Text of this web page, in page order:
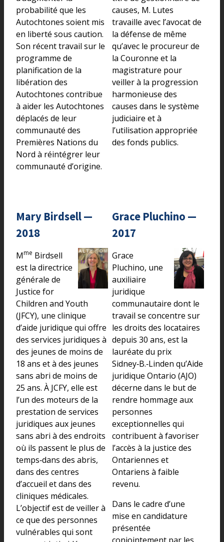
probabilité que les
Autochtones soient mis
en liberté sous caution.
Son récent travail sur le
programme de
planification de la
libération des
Autochtones contribue
à aider les Autochtones
déplacés de leur
communauté des
Premières Nations du
Nord à réintégrer leur
communauté d’origine.
causes, M. Lutes
travaille avec l’avocat de
la défense de même
qu’avec le procureur de
la Couronne et la
magistrature pour
veiller à la progression
harmonieuse des
causes dans le système
judiciaire et à
l’utilisation appropriée
des fonds publics.
Mary Birdsell —
2018
Mme Birdsell
est la directrice
générale de
Justice for
Children and Youth
(JFCY), une clinique
d’aide juridique qui offre
des services juridiques à
des jeunes de moins de
18 ans et à des jeunes
sans abri de moins de
25 ans. À JCFY, elle est
l’un des moteurs de la
prestation de services
juridiques aux jeunes
sans abri à des endroits
où ils passent le plus de
temps‑dans des abris,
dans des centres
d’accueil et dans des
cliniques médicales.
L’objectif est de veiller à
ce que des personnes
vulnérables qui sont
Grace Pluchino —
2017
Grace
Pluchino, une
auxiliaire
juridique
communautaire dont le
travail se concentre sur
les droits des locataires
depuis 30 ans, est la
lauréate du prix
Sidney‑B.‑Linden qu’Aide
juridique Ontario (AJO)
décerne dans le but de
rendre hommage aux
personnes
exceptionnelles qui
contribuent à favoriser
l’accès à la justice des
Ontariennes et
Ontariens à faible
revenu.
Dans le cadre d’une
mise en candidature
présentée